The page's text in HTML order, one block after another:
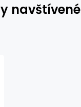
navštívené